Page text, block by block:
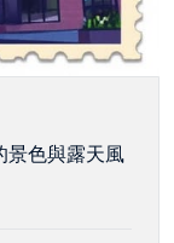
景色與露天風